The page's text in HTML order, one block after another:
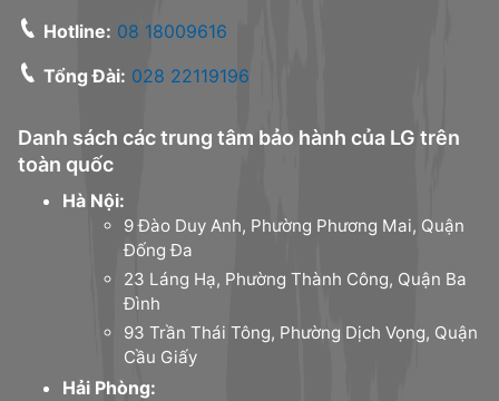
Hotline: 08 18009616
Tổng Đài: 028 22119196
Danh sách các trung tâm bảo hành của LG trên
toàn quốc
Hà Nội:
9 Đào Duy Anh, Phường Phương Mai, Quận
Đống Đa
23 Láng Hạ, Phường Thành Công, Quận Ba
Đình
93 Trần Thái Tông, Phường Dịch Vọng, Quận
Cầu Giấy
Hải Phòng: